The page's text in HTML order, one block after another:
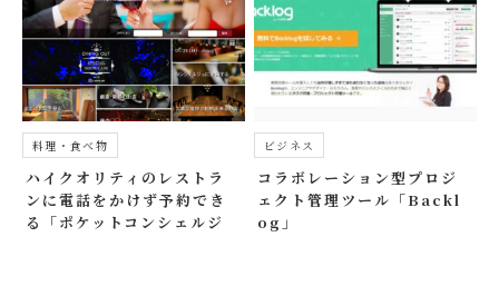
料理・食べ物
ハイクオリティのレストラ
ンに電話をかけず予約でき
る「ポケットコンシェルジ
ビジネス
コラボレーション型プロジ
ェクト管理ツール「Backl
og」